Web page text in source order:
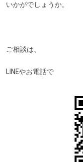
いかがでしょうか。
ご相談は、
LINEやお電話で